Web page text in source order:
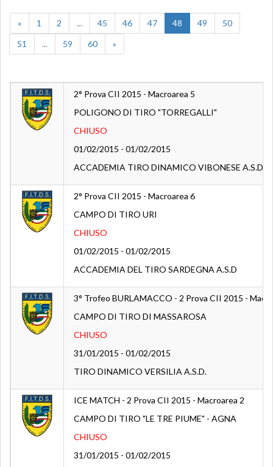
« 1 2 ... 45 46 47 48 49
50
51
... 59 60 »
2° Prova CII 2015 - Macroarea 5
POLIGONO DI TIRO "TORREGALLI"
CHIUSO
01/02/2015 - 01/02/2015
ACCADEMIA TIRO DINAMICO VIBONESE A.S.D.
2° Prova CII 2015 - Macroarea 6
CAMPO DI TIRO URI
CHIUSO
01/02/2015 - 01/02/2015
ACCADEMIA DEL TIRO SARDEGNA A.S.D
3° Trofeo BURLAMACCO - 2 Prova CII 2015 -
CAMPO DI TIRO DI MASSAROSA
CHIUSO
31/01/2015 - 01/02/2015
TIRO DINAMICO VERSILIA A.S.D.
ICE MATCH - 2 Prova CII 2015 - Macroarea 2
CAMPO DI TIRO "LE TRE PIUME" - AGNA
CHIUSO
31/01/2015 - 01/02/2015